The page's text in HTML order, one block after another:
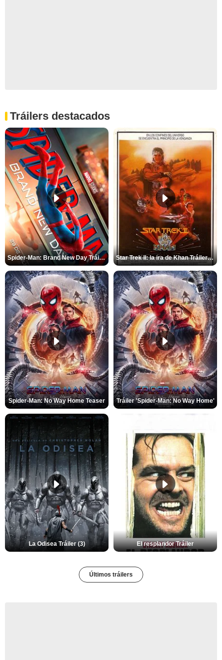
Tráilers destacados
Spider-Man: Brand New Day Tráiler (3) Star Trek II: la ira de Khan Tráiler VO
Spider-Man: No Way Home Teaser Tráiler 'Spider-Man: No Way Home'
La Odisea Tráiler (3) El resplandor Tráiler
Últimos tráilers